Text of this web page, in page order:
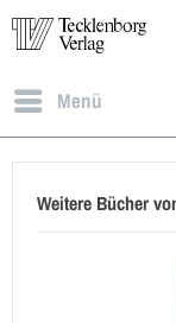
Menü
Weitere Bücher